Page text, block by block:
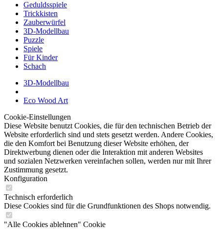
Geduldsspiele
Trickkisten
Zauberwürfel
3D-Modellbau
Puzzle
Spiele
Für Kinder
Schach
3D-Modellbau
Eco Wood Art
Cookie-Einstellungen
Diese Website benutzt Cookies, die für den technischen Betrieb der
Website erforderlich sind und stets gesetzt werden. Andere Cookies,
die den Komfort bei Benutzung dieser Website erhöhen, der
Direktwerbung dienen oder die Interaktion mit anderen Websites
und sozialen Netzwerken vereinfachen sollen, werden nur mit Ihrer
Zustimmung gesetzt.
Konfiguration
Technisch erforderlich
Diese Cookies sind für die Grundfunktionen des Shops notwendig.
"Alle Cookies ablehnen" Cookie